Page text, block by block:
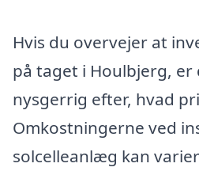
Hvis du overvejer at
på taget i Houlbjerg, er
nysgerrig efter, hvad
Omkostningerne ved
solcelleanlæg kan